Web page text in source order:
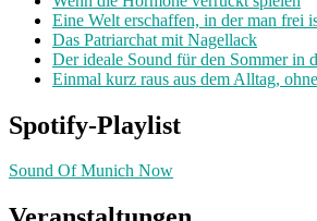
Eine Welt erschaffen, in der man frei
Das Patriarchat mit Nagellack
Der ideale Sound für den Sommer in
Einmal kurz raus aus dem Alltag,
Spotify-Playlist
Sound Of Munich Now